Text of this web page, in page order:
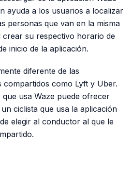
ayuda a los usuarios a localizar
personas que van en la misma
crear su respectivo horario de
inicio de la aplicación.
diferente de las
compartidos como Lyft y Uber.
usa Waze puede ofrecer
ciclista que usa la aplicación
elegir al conductor al que le